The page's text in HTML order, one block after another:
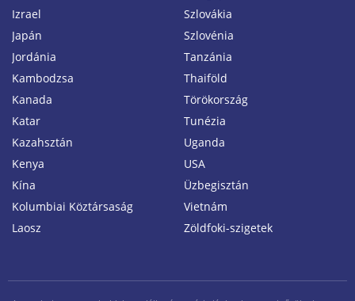
Izrael
Japán
Jordánia
Kambodzsa
Kanada
Katar
Kazahsztán
Kenya
Kína
Kolumbiai Köztársaság
Laosz
Szlovákia
Szlovénia
Tanzánia
Thaiföld
Törökország
Tunézia
Uganda
USA
Üzbegisztán
Vietnám
Zöldfoki-szigetek